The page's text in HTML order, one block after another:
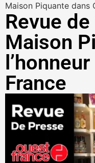
Maison Piquante dans
Revue
Maison
France